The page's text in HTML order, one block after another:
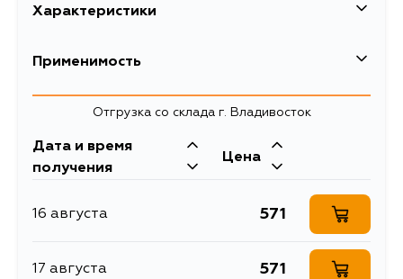
Характеристики
Применимость
Отгрузка со склада г. Владивосток
Дата и время
получения
Цена
16 августа 571
17 августа 571